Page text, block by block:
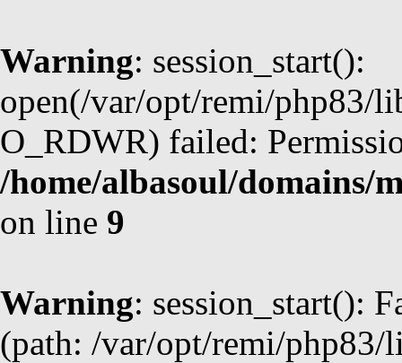
Warning: session_start():
open(/var/opt/remi/php83/
O_RDWR) failed:
/home/albasoul/domains/
on line 9
Warning: session_start():
(path: /var/opt/remi/php83/